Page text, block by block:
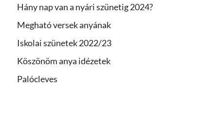
Hány nap van a nyári szünetig 2024?
Megható versek anyának
Iskolai szünetek 2022/23
Köszönöm anya idézetek
Palócleves